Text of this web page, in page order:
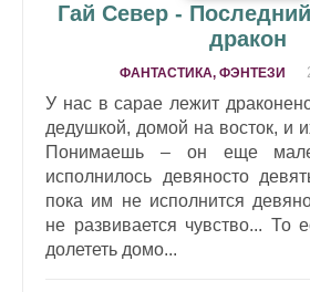
Гай Север -
дракон
ФАНТАСТИКА, ФЭНТЕЗИ
У нас в сарае лежит
дедушкой, домой на восток, и
Понимаешь – он еще
исполнилось девяносто
пока им не исполнится
не развивается чувство... То
долететь домо...